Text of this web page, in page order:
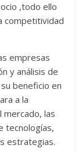
,todo ello
competitividad
empresas
y análisis de
beneficio en
a la
mercado, las
tecnologías,
estrategias.